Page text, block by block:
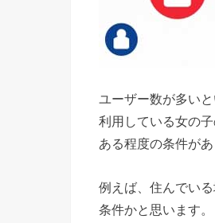
ユーザー数が多い
利用している女の
ある程度の条件があ
例えば、住んでい
条件かと思います。